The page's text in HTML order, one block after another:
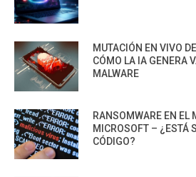
MUTACIÓN EN VIVO
CÓMO LA IA GENERA
MALWARE
RANSOMWARE EN EL
MICROSOFT – ¿ESTÁ
CÓDIGO?